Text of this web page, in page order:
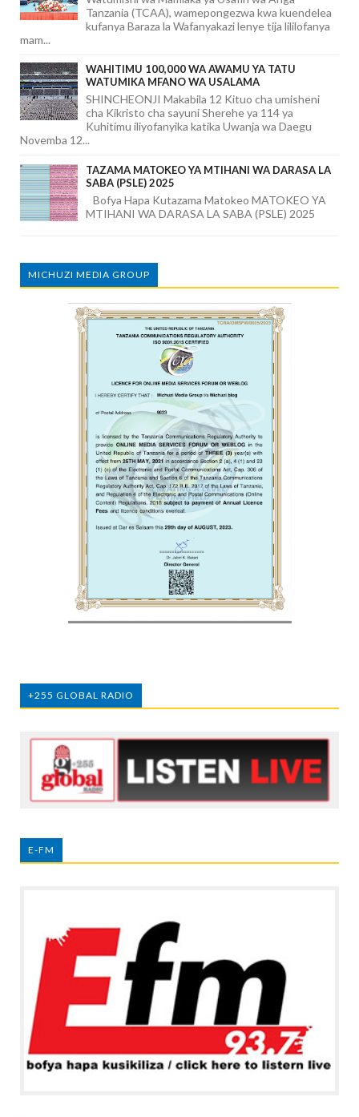
Tanzania (TCAA), wamepongezwa kwa kuendelea
kufanya Baraza la Wafanyakazi lenye tija lililofanya
mam...
WAHITIMU 100,000 WA AWAMU YA TATU
WATUMIKA MFANO WA USALAMA
SHINCHEONJI Makabila 12 Kituo cha umisheni
cha Kikristo cha sayuni Sherehe ya 114 ya
Kuhitimu iliyofanyika katika Uwanja wa Daegu
Novemba 12...
TAZAMA MATOKEO YA MTIHANI WA DARASA LA
SABA (PSLE) 2025
Bofya Hapa Kutazama Matokeo MATOKEO YA
MTIHANI WA DARASA LA SABA (PSLE) 2025
MICHUZI MEDIA GROUP
+255 GLOBAL RADIO
E-FM